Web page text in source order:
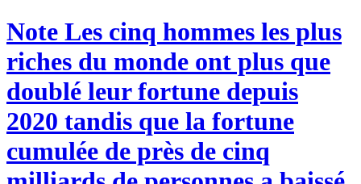
Note Les cinq hommes les plus
riches du monde ont plus que
doublé leur fortune depuis
2020 tandis que la fortune
cumulée de près de cinq